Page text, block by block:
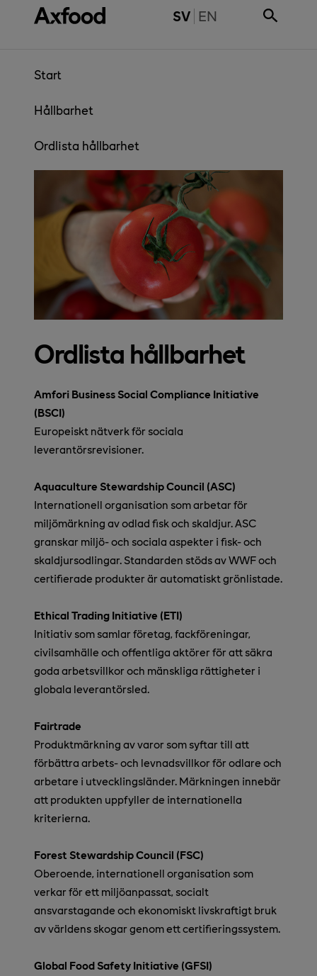
Gå direkt till innehåll SV SWITCH TO
EN
Start
Hållbarhet
Ordlista hållbarhet
Ordlista hållbarhet
Amfori Business Social Compliance Initiative
(BSCI)
Europeiskt nätverk för sociala
leverantörsrevisioner.
Aquaculture Stewardship Council (ASC)
Internationell organisation som arbetar för
miljömärkning av odlad fisk och skaldjur. ASC
granskar miljö- och sociala aspekter i fisk- och
skaldjursodlingar. Standarden stöds av WWF och
certifierade produkter är automatiskt grönlistade.
Ethical Trading Initiative (ETI)
Initiativ som samlar företag, fackföreningar,
civilsamhälle och offentliga aktörer för att säkra
goda arbetsvillkor och mänskliga rättigheter i
globala leverantörsled.
Fairtrade
Produktmärkning av varor som syftar till att
förbättra arbets- och levnadsvillkor för odlare och
arbetare i utvecklingsländer. Märkningen innebär
att produkten uppfyller de internationella
kriterierna.
Forest Stewardship Council (FSC)
Oberoende, internationell organisation som
verkar för ett miljöanpassat, socialt
ansvarstagande och ekonomiskt livskraftigt bruk
av världens skogar genom ett certifieringssystem.
Global Food Safety Initiative (GFSI)